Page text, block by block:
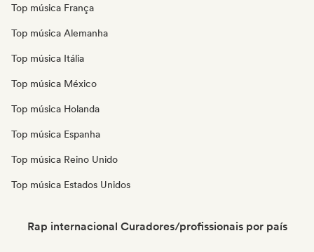
Top música França
Top música Alemanha
Top música Itália
Top música México
Top música Holanda
Top música Espanha
Top música Reino Unido
Top música Estados Unidos
Rap internacional Curadores/profissionais por país